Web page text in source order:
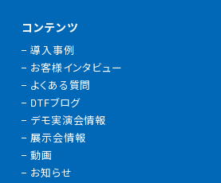
コンテンツ
導入事例
お客様インタビュー
よくある質問
DTFブログ
デモ実演会情報
展示会情報
動画
お知らせ